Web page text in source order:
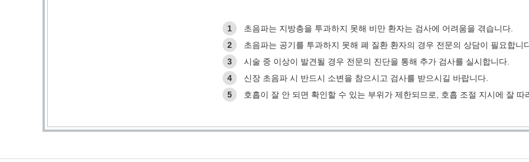
1
초음파는 지방층을 투과하지 못해 비만 환자는 검사에 어려움을 겪습니다.
2
초음파는 공기를 투과하지 못해 폐 질환 환자의 경우 전문의 상담이 필요합니
3
시술 중 이상이 발견될 경우 전문의 진단을 통해 추가 검사를 실시합니다.
4
신장 초음파 시 반드시 소변을 참으시고 검사를 받으시길 바랍니다.
5
호흡이 잘 안 되면 확인할 수 있는 부위가 제한되므로, 호흡 조절 지시에 잘 따